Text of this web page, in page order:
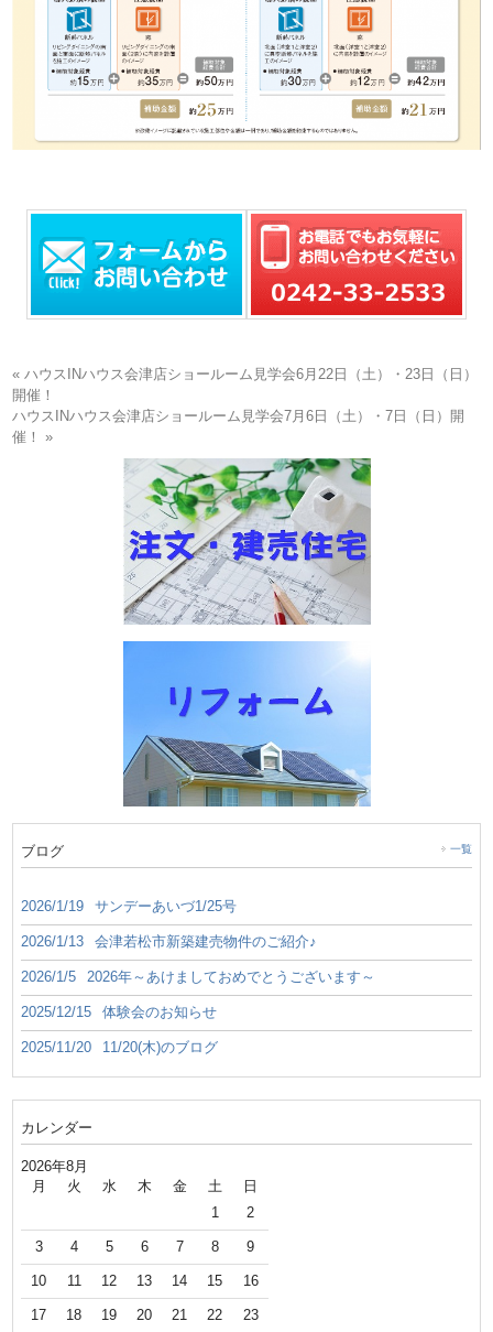
« ハウスINハウス会津店ショールーム見学会6月22日（土）・23日（日）
開催！
ハウスINハウス会津店ショールーム見学会7月6日（土）・7日（日）開
催！ »
ブログ 一覧
2026/1/19 サンデーあいづ1/25号
2026/1/13 会津若松市新築建売物件のご紹介♪
2026/1/5 2026年～あけましておめでとうございます～
2025/12/15 体験会のお知らせ
2025/11/20 11/20(木)のブログ
カレンダー
2026年8月
月 火 水 木 金 土
日
1
2
3 4 5 6 7 8 9
10 11 12 13 14 15 16
17 18 19 20 21 22 23